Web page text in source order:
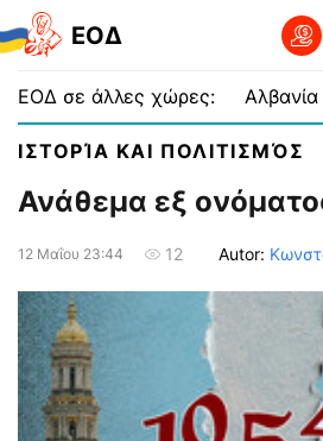
EOΔ
ΕΟΔ σε άλλες χώρες: Αλβανία
ΙΣΤΟΡΊΑ ΚΑΙ ΠΟΛΙΤΙΣΜΌΣ
Ανάθεμα εξ
12 Μαΐου 23:44 12 Autor: